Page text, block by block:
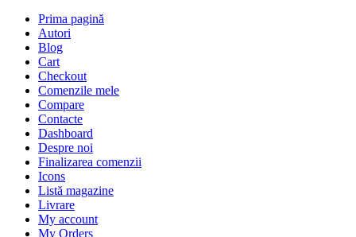
Prima pagină
Autori
Blog
Cart
Checkout
Comenzile mele
Compare
Contacte
Dashboard
Despre noi
Finalizarea comenzii
Icons
Listă magazine
Livrare
My account
My Orders